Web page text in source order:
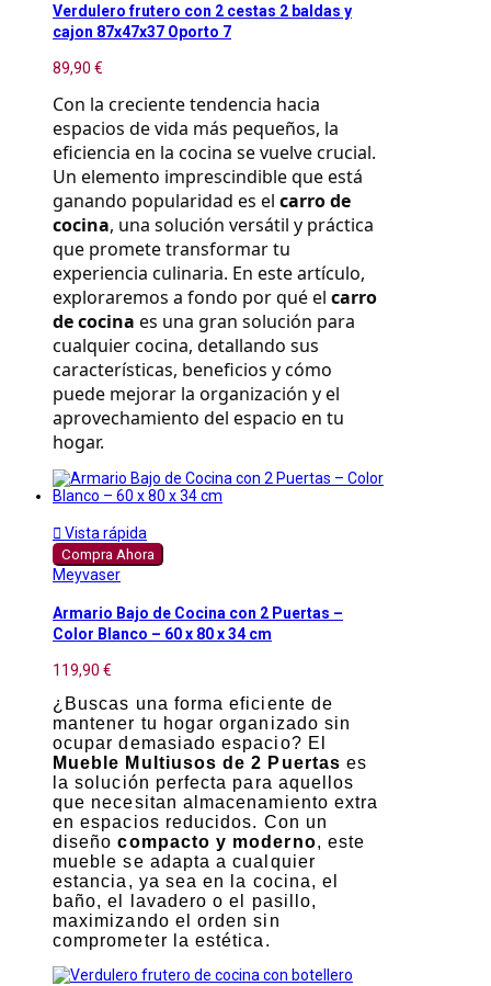
Verdulero frutero con 2 cestas 2 baldas y
cajon 87x47x37 Oporto 7
89,90 €
Con la creciente tendencia hacia
espacios de vida más pequeños, la
eficiencia en la cocina se vuelve crucial.
Un elemento imprescindible que está
ganando popularidad es el carro de
cocina, una solución versátil y práctica
que promete transformar tu
experiencia culinaria. En este artículo,
exploraremos a fondo por qué el carro
de cocina es una gran solución para
cualquier cocina, detallando sus
características, beneficios y cómo
puede mejorar la organización y el
aprovechamiento del espacio en tu
hogar.
 Vista rápida
Compra Ahora
Meyvaser
Armario Bajo de Cocina con 2 Puertas –
Color Blanco – 60 x 80 x 34 cm
119,90 €
¿Buscas una forma eficiente de
mantener tu hogar organizado sin
ocupar demasiado espacio? El
Mueble Multiusos de 2 Puertas es
la solución perfecta para aquellos
que necesitan almacenamiento extra
en espacios reducidos. Con un
diseñocompacto y moderno, este
mueble se adapta a cualquier
estancia, ya sea en la cocina, el
baño, el lavadero o el pasillo,
maximizando el orden sin
comprometer la estética.